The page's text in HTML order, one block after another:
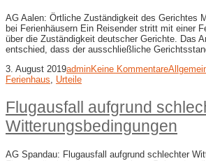
AG Aalen: Örtliche Zuständigkeit des Gerichtes
bei Ferienhäusern Ein Reisender stritt mit einer
über die Zuständigkeit deutscher Gerichte. Das
entschied, dass der ausschließliche
3. August 2019adminKeine Kommentare
Ferienhaus
Urteile
Flugausfall aufgrund
Witterungsbedingungen
AG Spandau: Flugausfall aufgrund schlechter